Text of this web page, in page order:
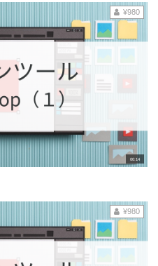
00:14
¥980
¥980